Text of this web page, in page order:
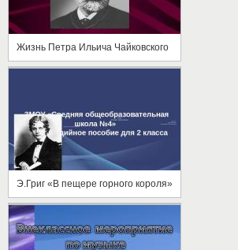
Жизнь Петра Ильича Чайковского
Э.Григ «В пещере горного короля»